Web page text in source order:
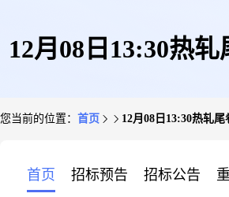
12月08日13:30热
您当前的位置： 首页 12月08日13:30热轧
首页 招标预告 招标公告